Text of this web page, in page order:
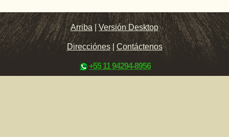
Arriba |Versión Desktop
Direcciónes| Contáctenos
+55 11 94294-8956